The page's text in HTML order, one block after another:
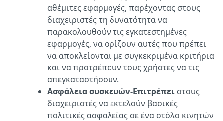
αθέμιτες εφαρμογές, παρέχοντας στους
διαχειριστές τη δυνατότητα να
παρακολουθούν τις εγκατεστημένες
εφαρμογές, να ορίζουν αυτές που πρέπει
να αποκλείονται με συγκεκριμένα κριτήρια
και να προτρέπουν τους χρήστες να τις
απεγκαταστήσουν.
Ασφάλεια συσκευών-Επιτρέπει στους
διαχειριστές να εκτελούν βασικές
πολιτικές ασφαλείας σε ένα στόλο κινητών